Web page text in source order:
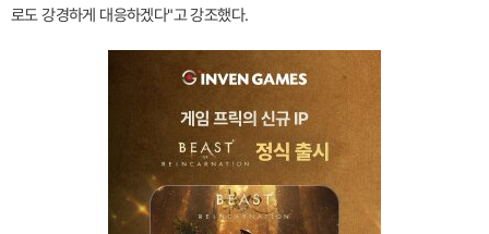
로도 강경하게 대응하겠다"고 강조했다.